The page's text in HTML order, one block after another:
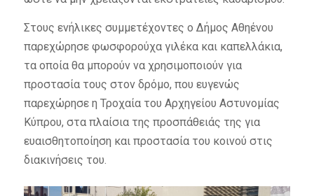
Στους ενήλικες συμμετέχοντες ο Δήμος Αθηένου
παρεχώρησε φωσφορούχα γιλέκα και καπελλάκια,
τα οποία θα μπορούν να χρησιμοποιούν για
προστασία τους στον δρόμο, που ευγενώς
παρεχώρησε η Τροχαία του Αρχηγείου Αστυνομίας
Κύπρου, στα πλαίσια της προσπάθειάς της για
ευαισθητοποίηση και προστασία του κοινού στις
διακινήσεις του.